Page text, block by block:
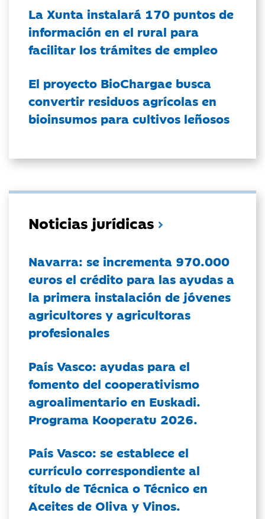
La Xunta instalará 170 puntos de
información en el rural para
facilitar los trámites de empleo
El proyecto BioChargae busca
convertir residuos agrícolas en
bioinsumos para cultivos leñosos
Noticias jurídicas
Navarra: se incrementa 970.000
euros el crédito para las ayudas a
la primera instalación de jóvenes
agricultores y agricultoras
profesionales
País Vasco: ayudas para el
fomento del cooperativismo
agroalimentario en Euskadi.
Programa Kooperatu 2026.
País Vasco: se establece el
currículo correspondiente al
título de Técnica o Técnico en
Aceites de Oliva y Vinos.